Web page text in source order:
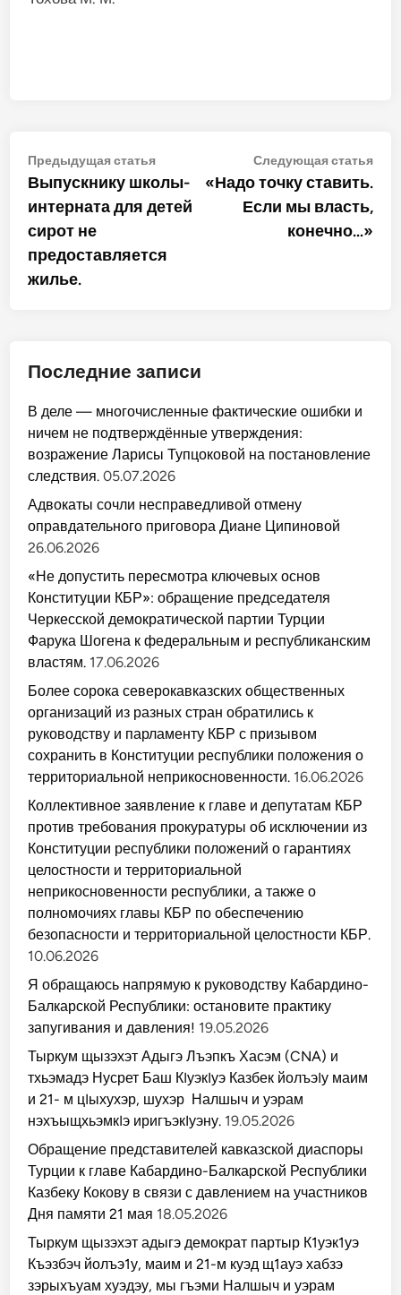
Навигация
по
записям
Предыдущая статьяПредыдущая
статья:
Выпускнику школы-
интерната для детей
сирот не
предоставляется
жилье.
Следующая статья
«Надо точку ставить.
Если мы власть,
конечно…»
Последние записи
В деле — многочисленные фактические ошибки и
ничем не подтверждённые утверждения:
возражение Ларисы Тупцоковой на постановление
следствия. 05.07.2026
Адвокаты сочли несправедливой отмену
оправдательного приговора Диане Ципиновой
26.06.2026
«Не допустить пересмотра ключевых основ
Конституции КБР»: обращение председателя
Черкесской демократической партии Турции
Фарука Шогена к федеральным и республиканским
властям. 17.06.2026
Более сорока северокавказских общественных
организаций из разных стран обратились к
руководству и парламенту КБР с призывом
сохранить в Конституции республики положения о
территориальной неприкосновенности. 16.06.2026
Коллективное заявление к главе и депутатам КБР
против требования прокуратуры об исключении из
Конституции республики положений о гарантиях
целостности и территориальной
неприкосновенности республики, а также о
полномочиях главы КБР по обеспечению
безопасности и территориальной целостности КБР.
10.06.2026
Я обращаюсь напрямую к руководству Кабардино-
Балкарской Республики: остановите практику
запугивания и давления! 19.05.2026
Тыркум щызэхэт Адыгэ Лъэпкъ Хасэм (CNA) и
тхьэмадэ Нусрет Баш КIуэкIуэ Казбек йолъэIу маим
и 21- м цIыхухэр, шухэр Налшыч и уэрам
нэхъыщхьэмкIэ иригъэкIуэну. 19.05.2026
Обращение представителей кавказской диаспоры
Турции к главе Кабардино-Балкарской Республики
Казбеку Кокову в связи с давлением на участников
Дня памяти 21 мая 18.05.2026
Тыркум щызэхэт адыгэ демократ партыр К1уэк1уэ
Къэзбэч йолъэ1у, маим и 21-м куэд щ1ауэ хабзэ
зэрыхъуам хуэдэу, мы гъэми Налшыч и уэрам